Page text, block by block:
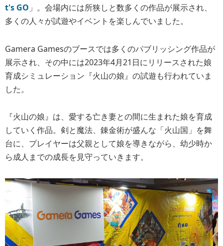
t's GO 」。会場内には所狭しと数多くの作品が展示され、
多くの人々が試遊やイベントを楽しんでいました。
Gamera Gamesのブースでは多くのパブリッシング作品が
展示され、その中には2023年4月21日にリリースされた娘
育成シミュレーション『火山の娘』の試遊も行われていま
した。
『火山の娘』は、愛する亡き妻との間に生まれた娘を育成
していく作品。剣と魔法、錬金術が盛んな「火山国」を舞
台に、プレイヤーは父親として娘を導きながら、幼少時か
ら成人までの成長を見守っていきます。